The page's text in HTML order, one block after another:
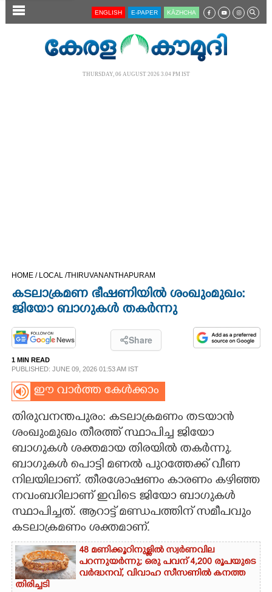
SECTIONS
LIFESTYLE
SPIRITUAL
INFO+
ART
ASTRO
CARTOONS
ENGLISH E-PAPER KĀZHCHA
THURSDAY, 06 AUGUST 2026 3.04 PM IST
HOME / LOCAL /THIRUVANANTHAPURAM
കടലാക്രമണ ഭീഷണിയിൽ ശംഖുംമുഖം:
ജിയോ ബാഗുകൾ തകർന്നു
Share
1 MIN READ
PUBLISHED: JUNE 09, 2026 01:53 AM IST
ഈ വാർത്ത കേൾക്കാം
തിരുവനന്തപുരം: കടലാക്രമണം തടയാൻ
ശംഖുംമുഖം തീരത്ത് സ്ഥാപിച്ച ജിയോ
ബാഗുകൾ ശക്തമായ തിരയിൽ തകർന്നു.
ബാഗുകൾ പൊട്ടി മണൽ പുറത്തേക്ക് വീണ
നിലയിലാണ്. തീരശോഷണം കാരണം കഴിഞ്ഞ
നവംബറിലാണ് ഇവിടെ ജിയോ ബാഗുകൾ
സ്ഥാപിച്ചത്. ആറാട്ട് മണ്ഡപത്തിന് സമീപവും
കടലാക്രമണം ശക്തമാണ്.
48 മണിക്കൂറിനുള്ളിൽ സ്വർണവില
പറന്നുയർന്നു; ഒരു പവന് 4,200 രൂപയുടെ
വർദ്ധനവ്, വിവാഹ സീസണിൽ കനത്ത
തിരിച്ചടി